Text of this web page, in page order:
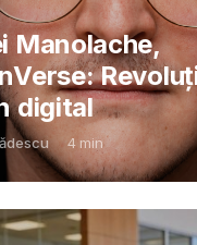
Manolache,
digital
4 min